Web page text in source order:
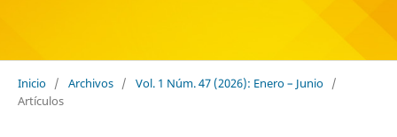
Inicio / Archivos / Vol. 1 Núm. 47 (2026): Enero – Junio /
Artículos